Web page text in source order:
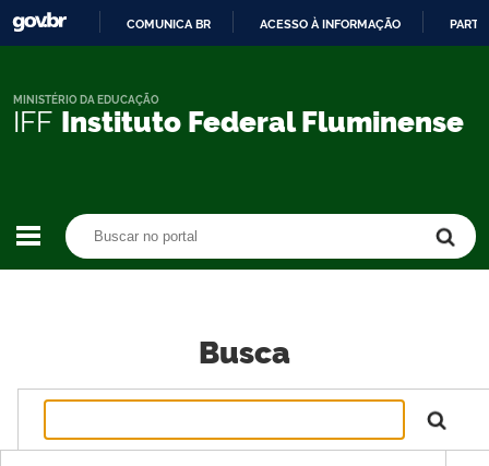
CONTEÚDO
COMUNICA BR ACESSO À INFORMAÇÃO
IFF Instituto Federal Fluminense
MINISTÉRIO DA EDUCAÇÃO
Busca